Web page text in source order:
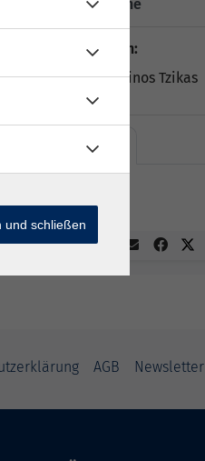
15 Termine
Dozent*in:
Konstantinos Tzikas
Online
AGB Newsletter
und schließen